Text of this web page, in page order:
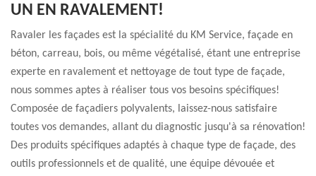
UN EN RAVALEMENT!
Ravaler les façades est la spécialité du KM Service, façade en
béton, carreau, bois, ou même végétalisé, étant une entreprise
experte en ravalement et nettoyage de tout type de façade,
nous sommes aptes à réaliser tous vos besoins spécifiques!
Composée de façadiers polyvalents, laissez-nous satisfaire
toutes vos demandes, allant du diagnostic jusqu'à sa rénovation!
Des produits spécifiques adaptés à chaque type de façade, des
outils professionnels et de qualité, une équipe dévouée et